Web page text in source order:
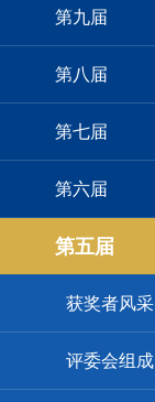
第九届
第八届
第七届
第六届
第五届
获奖者风采
评委会组成